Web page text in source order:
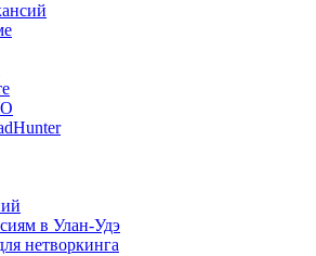
в Улан-Удэ
нетворкинга